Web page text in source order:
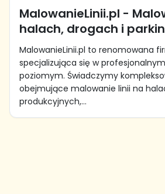
MalowanieLinii.pl -
halach, drogach i
MalowanieLinii.pl to renomowana
specjalizująca się w
poziomym. Świadczymy
obejmujące malowanie linii na
produkcyjnych,...